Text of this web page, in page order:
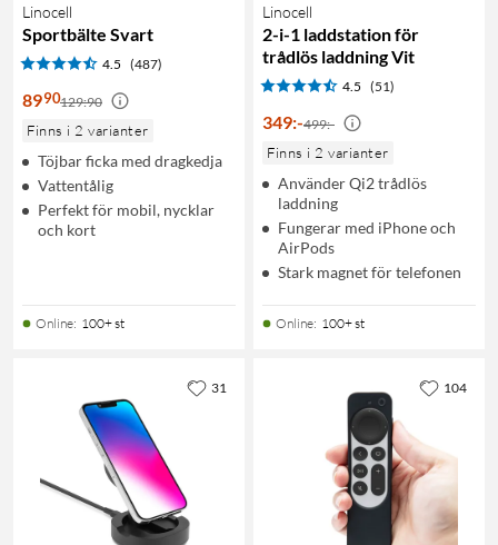
Linocell
Sportbälte Svart
4.5 (487)
8990129:90
Finns i 2 varianter
Töjbar ficka med dragkedja
Vattentålig
Perfekt för mobil, nycklar
och kort
Online: 100+ st
Linocell
2-i-1 laddstation för
trådlös laddning Vit
4.5 (51)
349:-499:-
Finns i 2 varianter
Använder Qi2 trådlös
laddning
Fungerar med iPhone och
AirPods
Stark magnet för telefonen
Online: 100+ st
31 104